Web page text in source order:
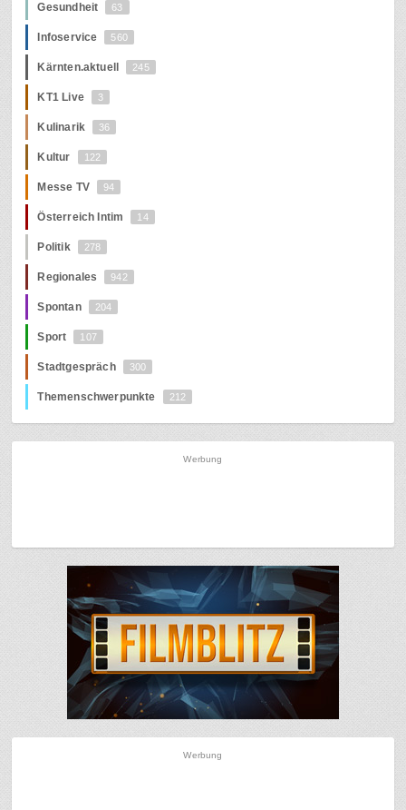
Gesundheit 63
Infoservice 560
Kärnten.aktuell 245
KT1 Live 3
Kulinarik 36
Kultur 122
Messe TV 94
Österreich Intim 14
Politik 278
Regionales 942
Spontan 204
Sport 107
Stadtgespräch 300
Themenschwerpunkte 212
Werbung
Werbung